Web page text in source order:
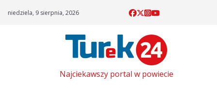
niedziela, 9 sierpnia, 2026
Najciekawszy portal w powiecie